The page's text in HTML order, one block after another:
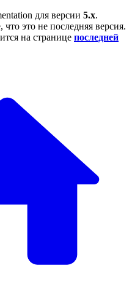
для версии 5.x.
это не последняя версия.
на странице последней